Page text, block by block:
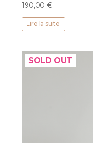
190,00 €
Lire la suite
SOLD OUT